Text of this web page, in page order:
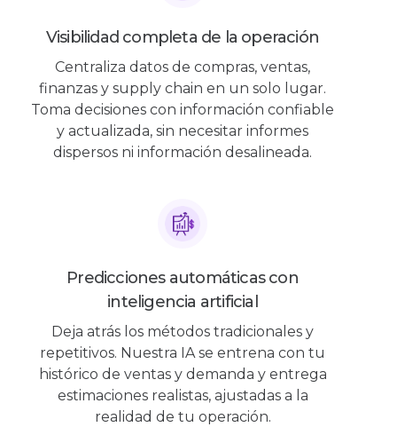
Visibilidad completa de la operación
Centraliza datos de compras, ventas,
finanzas y supply chain en un solo lugar.
Toma decisiones con información confiable
y actualizada, sin necesitar informes
dispersos ni información desalineada.
Predicciones automáticas con
inteligencia artificial
Deja atrás los métodos tradicionales y
repetitivos. Nuestra IA se entrena con tu
histórico de ventas y demanda y entrega
estimaciones realistas, ajustadas a la
realidad de tu operación.